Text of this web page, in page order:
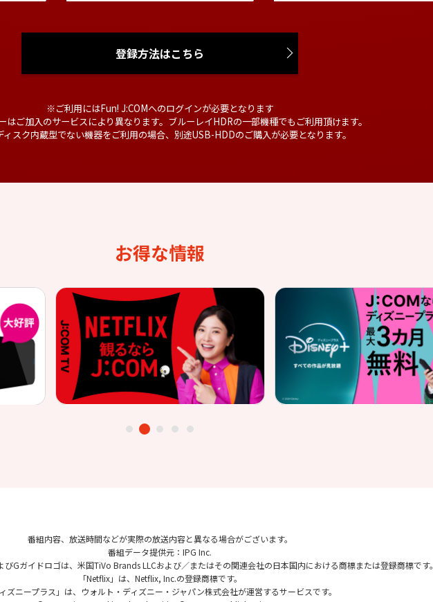
登録方法はこちら
※ご利用にはFun! J:COMへのログインが必要となります
はご加入のサービスにより異なります。ブルーレイHDRの一部機種でもご利用頂けます。
ィスク内蔵型でない機器をご利用の場合、別途USB-HDDのご購入が必要となります。
お得な情報
番組内容、放送時間などが実際の放送内容と異なる場合がございます。
番組データ提供元：IPG Inc.
びGガイドロゴは、米国TiVo Brands LLCおよび／またはその関連会社の日本国内における商標または登録商標です。
「Netflix」は、Netflix, Inc.の登録商標です。
ィズニープラス」は、ウォルト・ディズニー・ジャパン株式会社が運営するサービスです。